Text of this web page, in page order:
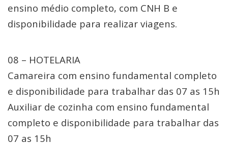
ensino médio completo, com CNH B e
disponibilidade para realizar viagens.
08 – HOTELARIA
Camareira com ensino fundamental completo
e disponibilidade para trabalhar das 07 as 15h
Auxiliar de cozinha com ensino fundamental
completo e disponibilidade para trabalhar das
07 as 15h